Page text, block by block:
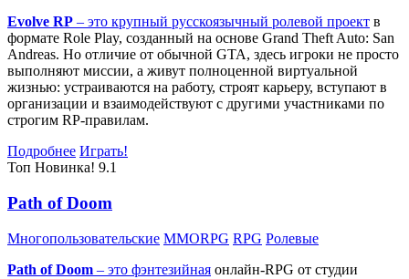
Evolve RP – это крупный русскоязычный ролевой проект в
формате Role Play, созданный на основе Grand Theft Auto: San
Andreas. Но отличие от обычной GTA, здесь игроки не просто
выполняют миссии, а живут полноценной виртуальной
жизнью: устраиваются на работу, строят карьеру, вступают в
организации и взаимодействуют с другими участниками по
строгим RP-правилам.
Подробнее Играть!
Топ Новинка! 9.1
Path of Doom
Многопользовательские MMORPG RPG Ролевые
Path of Doom – это фэнтезийная онлайн-RPG от студии